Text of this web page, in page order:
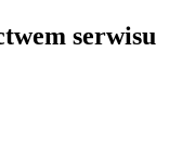
serwisu